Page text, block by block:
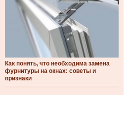
Как понять, что необходима замена
фурнитуры на окнах: советы и
признаки